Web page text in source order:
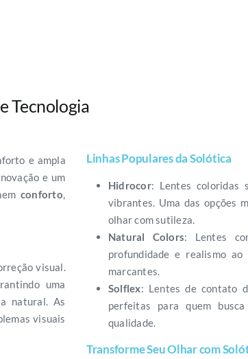
Tecnologia
e ampla
e um
conforto
visual.
uma
natural. As
visuais
Linhas Populares da Solótica
Hidrocor: Lentes coloridas
vibrantes. Uma das opções
olhar com sutileza.
Natural Colors: Lentes
profundidade e realismo
marcantes.
Solflex: Lentes de contato
perfeitas para quem
qualidade.
Transforme Seu Olhar com